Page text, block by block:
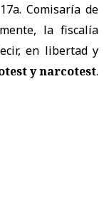
Comisaría de
la fiscalía
en libertad y
y narcotest.